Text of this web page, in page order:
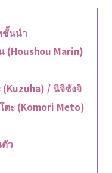
ชั้นนำ
(Houshou Marin)
(Kuzuha) / นิจิซังจิ
ตะ (Komori Meto)
ว